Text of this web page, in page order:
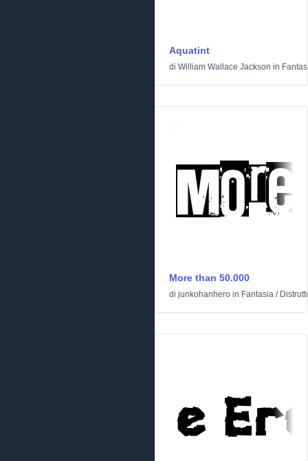
Aquatint
di William Wallace Jackson in
More than 50.000
di junkohanhero in Fantasia /